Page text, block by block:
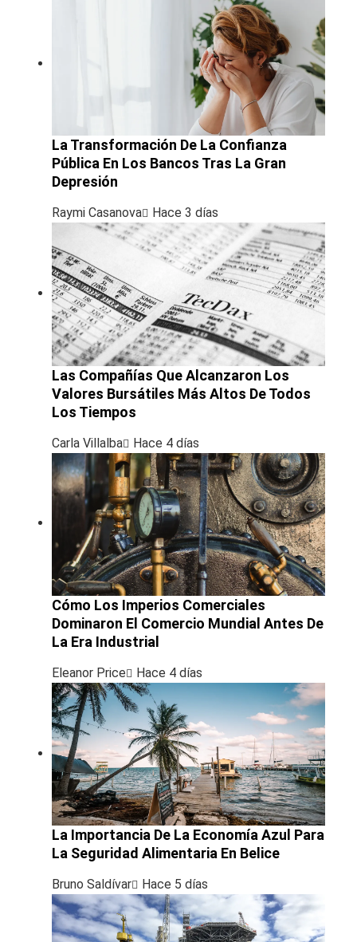
La Transformación De La Confianza
Pública En Los Bancos Tras La Gran
Depresión
Raymi Casanova Hace 3 días
Las Compañías Que Alcanzaron Los
Valores Bursátiles Más Altos De Todos
Los Tiempos
Carla Villalba Hace 4 días
Cómo Los Imperios Comerciales
Dominaron El Comercio Mundial Antes De
La Era Industrial
Eleanor Price Hace 4 días
La Importancia De La Economía Azul Para
La Seguridad Alimentaria En Belice
Bruno Saldívar Hace 5 días